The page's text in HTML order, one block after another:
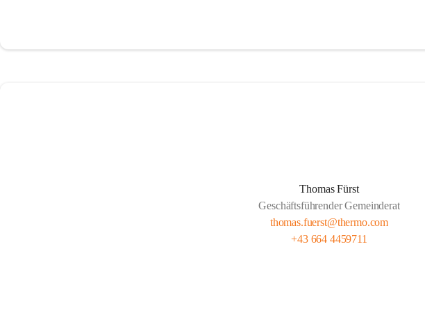
Thomas Fürst
Geschäftsführender Gemeinderat
thomas.fuerst@thermo.com
+43 664 4459711